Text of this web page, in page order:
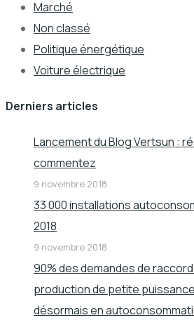
Marché
Non classé
Politique énergétique
Voiture électrique
Derniers articles
Lancement du Blog Vertsun :
commentez
9 novembre 2018
33 000 installations
2018
9 novembre 2018
90% des demandes de
production de petite
désormais en